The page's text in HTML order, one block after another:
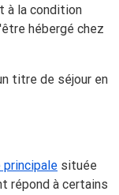
à la condition
hébergé chez
titre de séjour en
principale située
répond à certains